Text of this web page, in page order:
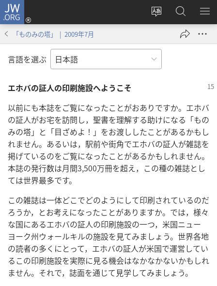
JW.ORG
サ
ト
の
言
変
え
る
ロ
グ
ン
し
ブ
で
開
く）
JW.ORG
の
検
メ
を
「ものみの塔」 | 2009年7月
言語を選ぶ
エホバの証人の印刷施設へようこそ
以前にも本誌をご覧になったことがおありですか。エホバ
の証人がお宅を訪問し，聖書を理解する助けになる「もの
みの塔」と「目ざめよ！」をお渡ししたことがあるかもし
れません。あるいは，駅前や街角でエホバの証人が雑誌を
掲げているのをご覧になったことがあるかもしれません。
本誌の発行数は月間3,500万冊を超え，この種の雑誌とし
ては世界最多です。
この雑誌は一体どこでどのようにして印刷されているのだ
ろうか，とお考えになったことがありますか。では，様々
な国にあるエホバの証人の印刷施設の一つ，米国ニュー
ヨーク州ウォールキルの施設を見てみましょう。世界各地
の読者の多くにとって，エホバの証人が米国で運営してい
るこの印刷施設を実際に見る機会はなかなかないかもしれ
ません。それで，誌面を通じて見学してみましょう。